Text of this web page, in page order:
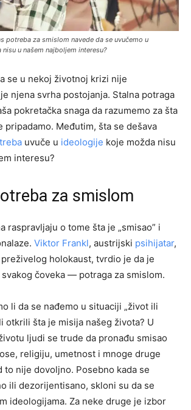
potreba za smislom navede da se uvučemo u
u našem najboljem interesu?
se u nekoj životnoj krizi nije
njena svrha postojanja. Stalna potraga
pokretačka snaga da razumemo za šta
pripadamo. Međutim, šta se dešava
uvuče u ideologije koje možda nisu
interesu?
za smislom
raspravljaju o tome šta je „smisao” i
Viktor Frankl, austrijski psihijatar,
holokaust, tvrdio je da je
čoveka — potraga za smislom.
li da se nađemo u situaciji „život ili
otkrili šta je misija našeg života? U
ljudi se trude da pronađu smisao
religiju, umetnost i mnoge druge
to nije dovoljno. Posebno kada se
ili dezorijentisano, skloni su da se
ideologijama. Za neke druge je izbor